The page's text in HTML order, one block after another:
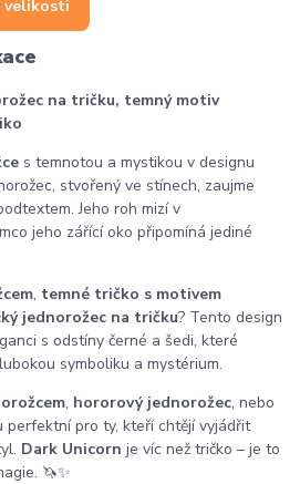
velikosti
na tričku, temný motiv
s temnotou a mystikou v designu
stvořený ve stínech, zaujme
Jeho roh mizí v
jeho zářící oko připomíná jediné
, temné tričko s motivem
jednorožec na tričku? Tento design
s odstíny černé a šedi, které
symboliku a mystérium.
, hororový jednorožec, nebo
perfektní pro ty, kteří chtějí vyjádřit
Dark Unicorn je víc než tričko – je to
🦄✨